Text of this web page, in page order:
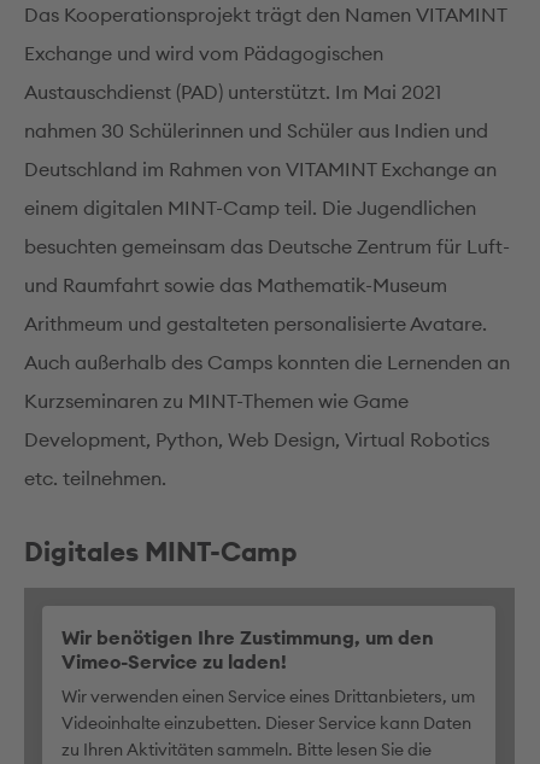
Das Kooperationsprojekt trägt den Namen VITAMINT
Exchange und wird vom Pädagogischen
Austauschdienst (PAD) unterstützt. Im Mai 2021
nahmen 30 Schülerinnen und Schüler aus Indien und
Deutschland im Rahmen von VITAMINT Exchange an
einem digitalen MINT-Camp teil. Die Jugendlichen
besuchten gemeinsam das Deutsche Zentrum für Luft-
und Raumfahrt sowie das Mathematik-Museum
Arithmeum und gestalteten personalisierte Avatare.
Auch außerhalb des Camps konnten die Lernenden an
Kurzseminaren zu MINT-Themen wie Game
Development, Python, Web Design, Virtual Robotics
etc. teilnehmen.
Digitales MINT-Camp
Wir benötigen Ihre Zustimmung, um den
Vimeo-Service zu laden!
Wir verwenden einen Service eines Drittanbieters, um
Videoinhalte einzubetten. Dieser Service kann Daten
zu Ihren Aktivitäten sammeln. Bitte lesen Sie die